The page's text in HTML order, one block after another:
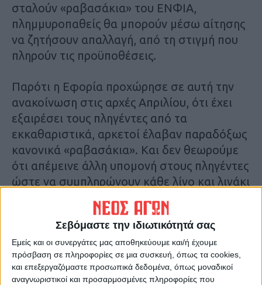
Σεβόμαστε την ιδιωτικότητά σας
Εμείς και οι συνεργάτες μας αποθηκεύουμε και/ή έχουμε
πρόσβαση σε πληροφορίες σε μια συσκευή, όπως τα cookies,
και επεξεργαζόμαστε προσωπικά δεδομένα, όπως μοναδικοί
αναγνωριστικοί και προσαρμοσμένες πληροφορίες που
σταλούν «ραβασάκια» του ΕΝΦΙΑ,
πλημμυροπαθείς θα μπορούν μέσω αίτησης
να ζητήσουν απαλλαγή, από τη στιγμή που
πληρούν τις προϋποθέσεις.
Παρότι η Εφορία προχώρησε σε αυτή την
ανακοίνωση στις αρχές Απριλίου, ότι έχει
εξαιρέσει τους πληγέντες από τα
εκκαθαριστικά, αρκετοί έλαβαν παραδόξως
κανονικά «ραβασάκια». Και δεν θεωρούμε
ότι απέμεινε άλλη υπομονή στους πληγέντες
ώστε να συμπληρώνουν κάθε λίγο και λιγάκι
αιτήσεις και να συλλέγουν έγγραφα –
δικαιολογητικά για κάθε διαδικασία.
Ασφαλώς πρέπει να ακολουθείται μια σειρά
ενεργειών για πλήρη διαφάνεια και ισότιμη
δικαιοσύνη στο θέμα των αποζημιώσεων,
αλλά ακατανόητο εξίσου ότι πρέπει να